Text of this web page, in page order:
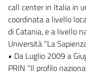
call center in Italia in
coordinata a livello
di Catania, e a livello
Università “La
• Da Luglio 2009 a
PRIN “Il profilo